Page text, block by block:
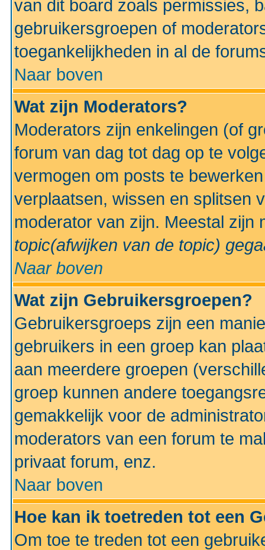
van dit board zoals permissies,
gebruikersgroepen of
toegankelijkheden in al de
Naar boven
Wat zijn Moderators?
Moderators zijn enkelingen (of
forum van dag tot dag op te
vermogen om posts te
verplaatsen, wissen en splitsen
moderator van zijn. Meestal
topic(afwijken van de topic)
Naar boven
Wat zijn Gebruikersgroepen?
Gebruikersgroeps zijn een
gebruikers in een groep kan
aan meerdere groepen
groep kunnen andere
gemakkelijk voor de
moderators van een forum te
privaat forum, enz.
Naar boven
Hoe kan ik toetreden tot een
Om toe te treden tot een